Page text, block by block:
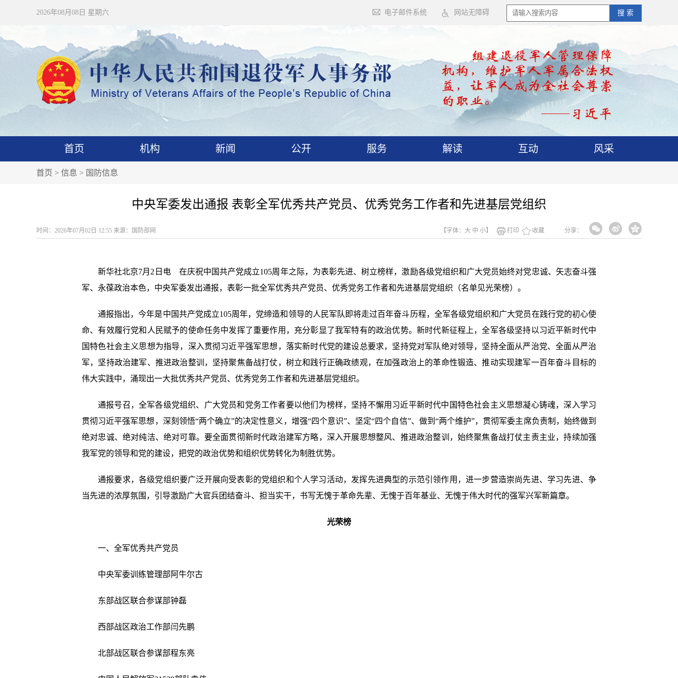
2026年08月08日 星期六 搜 索
电子邮件系统 网站无障碍
首页 机构 新闻 公开 服务 解读 互动 风采
首页 > 信息 > 国防信息
中央军委发出通报 表彰全军优秀共产党员、优秀党务工作者和先进基层党组织
时间：2026年07月02日 12:55 来源：国防部网 分享：
【字体： 大 中 小】 打印 收藏
新华社北京7月2日电 在庆祝中国共产党成立105周年之际，为表彰先进、树立榜样，激励各级党组织和广大党员始终对党忠诚、矢志奋斗强
军、永葆政治本色，中央军委发出通报，表彰一批全军优秀共产党员、优秀党务工作者和先进基层党组织（名单见光荣榜）。
通报指出，今年是中国共产党成立105周年，党缔造和领导的人民军队即将走过百年奋斗历程，全军各级党组织和广大党员在践行党的初心使
命、有效履行党和人民赋予的使命任务中发挥了重要作用，充分彰显了我军特有的政治优势。新时代新征程上，全军各级坚持以习近平新时代中
国特色社会主义思想为指导，深入贯彻习近平强军思想，落实新时代党的建设总要求，坚持党对军队绝对领导，坚持全面从严治党、全面从严治
军，坚持政治建军、推进政治整训，坚持聚焦备战打仗，树立和践行正确政绩观，在加强政治上的革命性锻造、推动实现建军一百年奋斗目标的
伟大实践中，涌现出一大批优秀共产党员、优秀党务工作者和先进基层党组织。
通报号召，全军各级党组织、广大党员和党务工作者要以他们为榜样，坚持不懈用习近平新时代中国特色社会主义思想凝心铸魂，深入学习
贯彻习近平强军思想，深刻领悟“两个确立”的决定性意义，增强“四个意识”、坚定“四个自信”、做到“两个维护”，贯彻军委主席负责制，始终做到
绝对忠诚、绝对纯洁、绝对可靠。要全面贯彻新时代政治建军方略，深入开展思想整风、推进政治整训，始终聚焦备战打仗主责主业，持续加强
我军党的领导和党的建设，把党的政治优势和组织优势转化为制胜优势。
通报要求，各级党组织要广泛开展向受表彰的党组织和个人学习活动，发挥先进典型的示范引领作用，进一步营造崇尚先进、学习先进、争
当先进的浓厚氛围，引导激励广大官兵团结奋斗、担当实干，书写无愧于革命先辈、无愧于百年基业、无愧于伟大时代的强军兴军新篇章。
光荣榜
一、全军优秀共产党员
中央军委训练管理部阿牛尔古
东部战区联合参谋部钟磊
西部战区政治工作部闫先鹏
北部战区联合参谋部程东亮